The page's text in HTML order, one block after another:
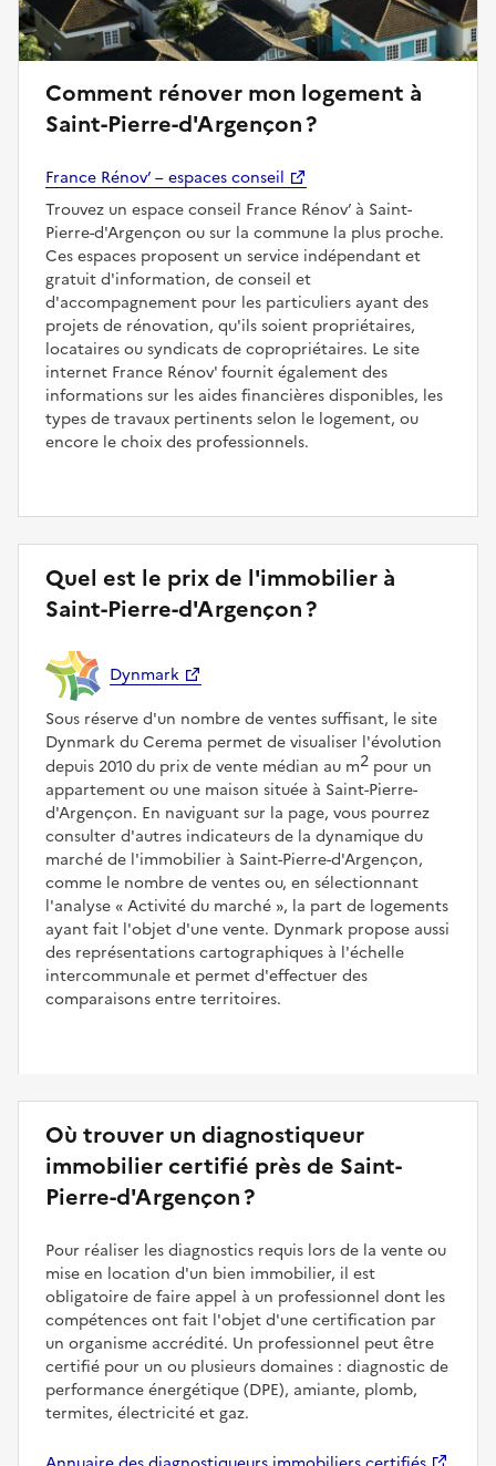
Comment rénover mon logement à
Saint-Pierre-d'Argençon ?
France Rénov’ – espaces conseil
Trouvez un espace conseil France Rénov’ à Saint-
Pierre-d'Argençon ou sur la commune la plus proche.
Ces espaces proposent un service indépendant et
gratuit d'information, de conseil et
d'accompagnement pour les particuliers ayant des
projets de rénovation, qu'ils soient propriétaires,
locataires ou syndicats de copropriétaires. Le site
internet France Rénov' fournit également des
informations sur les aides financières disponibles, les
types de travaux pertinents selon le logement, ou
encore le choix des professionnels.
Quel est le prix de l'immobilier à
Saint-Pierre-d'Argençon ?
Dynmark
Sous réserve d'un nombre de ventes suffisant, le site
Dynmark du Cerema permet de visualiser l'évolution
depuis 2010 du prix de vente médian au m2 pour un
appartement ou une maison située à Saint-Pierre-
d'Argençon. En naviguant sur la page, vous pourrez
consulter d'autres indicateurs de la dynamique du
marché de l'immobilier à Saint-Pierre-d'Argençon,
comme le nombre de ventes ou, en sélectionnant
l'analyse
Activité du marché , la part de logements
ayant fait l'objet d'une vente. Dynmark propose aussi
des représentations cartographiques à l'échelle
intercommunale et permet d'effectuer des
comparaisons entre territoires.
Où trouver un diagnostiqueur
immobilier certifié près de Saint-
Pierre-d'Argençon ?
Pour réaliser les diagnostics requis lors de la vente ou
mise en location d'un bien immobilier, il est
obligatoire de faire appel à un professionnel dont les
compétences ont fait l'objet d'une certification par
un organisme accrédité. Un professionnel peut être
certifié pour un ou plusieurs domaines : diagnostic de
performance énergétique (DPE), amiante, plomb,
termites, électricité et gaz.